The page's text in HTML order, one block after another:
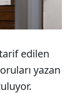
edilen
yazan